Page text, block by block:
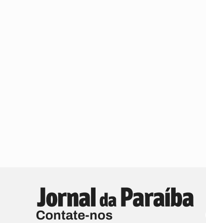
Contate-nos